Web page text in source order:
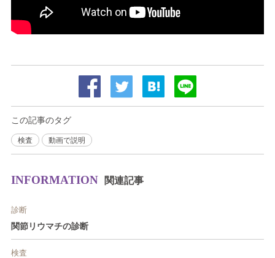
この記事のタグ
検査 動画で説明
INFORMATION 関連記事
診断
関節リウマチの診断
検査